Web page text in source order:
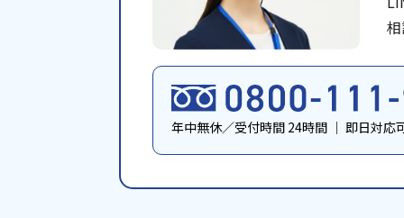
年中無休／受付時間 24時間 ｜ 即日対応